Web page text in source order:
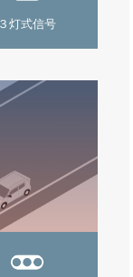
３灯式信号